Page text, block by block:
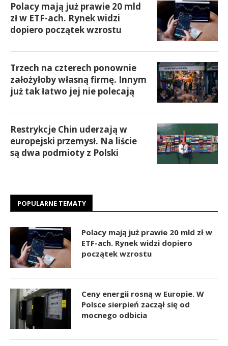
Polacy mają już prawie 20 mld
zł w ETF-ach. Rynek widzi
dopiero początek wzrostu
Trzech na czterech ponownie
założyłoby własną firmę. Innym
już tak łatwo jej nie polecają
Restrykcje Chin uderzają w
europejski przemysł. Na liście
są dwa podmioty z Polski
POPULARNE TEMATY
Polacy mają już prawie 20 mld zł w
ETF-ach. Rynek widzi dopiero
początek wzrostu
Ceny energii rosną w Europie. W
Polsce sierpień zaczął się od
mocnego odbicia